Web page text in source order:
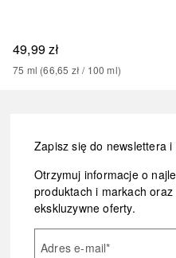
49,99 zł
75 ml (66,65 zł / 100 ml)
Zapisz się do newslettera
Otrzymuj informacje o
produktach i markach
ekskluzywne oferty.
Adres e-mail*